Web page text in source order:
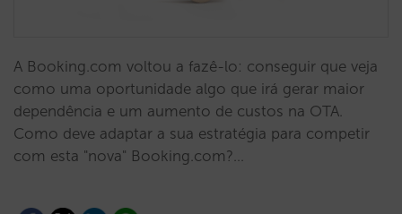
A Booking.com voltou a fazê-lo: conseguir que veja
como uma oportunidade algo que irá gerar maior
dependência e um aumento de custos na OTA.
Como deve adaptar a sua estratégia para competir
com esta "nova" Booking.com?…